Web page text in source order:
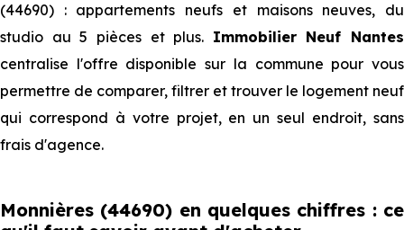
(44690) : appartements neufs et maisons neuves, du
studio au 5 pièces et plus. Immobilier Neuf Nantes
centralise l'offre disponible sur la commune pour vous
permettre de comparer, filtrer et trouver le logement neuf
qui correspond à votre projet, en un seul endroit, sans
frais d'agence.
Monnières (44690) en quelques chiffres : ce